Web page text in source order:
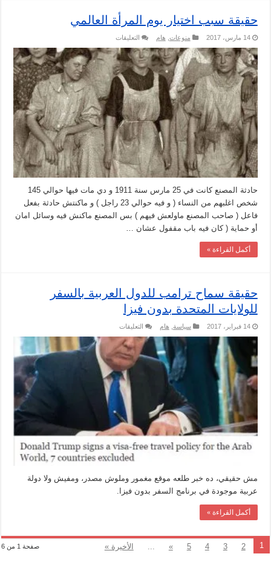
حقيقة سبب اختيار يوم المرأة العالمي
14 مارس، 2017 منوعات هام التعليقات
سبب
اختيار
يوم
المرأة
العالمي
مغلقة
حادثة المصنع كانت في 25 مارس سنة 1911 و دي مات فيها حوالي 145
شخص اغلبهم من النساء ( و فيه حوالي 23 راجل ) و ماكنتش حادثة بفعل
فاعل ( صاحب المصنع ماولعش فيهم ) بس المصنع ماكنش فيه وسائل امان
أو حماية ( كان فيه باب مقفول عشان …
أكمل القراءة »
حقيقة سماح ترامب للدول العربية بالسفر
للولايات المتحدة بدون فيزا
14 فبراير، 2017 سياسة هام التعليقات
سماح
ترامب
للدول
العربية
بالسفر
للولايات
المتحدة
بدون
فيزا
مغلقة
مش حقيقي، ده خبر طلعه موقع مغمور وملوش مصدر، ومفيش ولا دولة
عربية موجودة في برنامج السفر بدون فيزا.
أكمل القراءة »
صفحة 1 من 6 1
2
3
4
5
»
... الأخيرة »